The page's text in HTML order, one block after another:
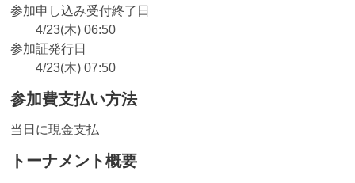
参加申し込み受付終了日
4/23(木) 06:50
参加証発行日
4/23(木) 07:50
参加費支払い方法
当日に現金支払
トーナメント概要